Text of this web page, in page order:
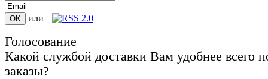
или
Голосование
Какой службой доставки Вам удобнее всего
заказы?